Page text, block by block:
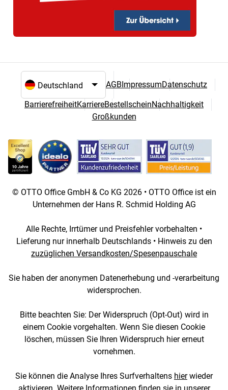
Sprach- und Landesauswahl
AGBImpressumDatenschutz
BarrierefreiheitKarriereBestellscheinNachhaltigkeit
Großkunden
© OTTO Office GmbH & Co KG 2026 • OTTO Office ist ein
Unternehmen der Hans R. Schmid Holding AG
Alle Rechte, Irrtümer und Preisfehler vorbehalten •
Lieferung nur innerhalb Deutschlands • Hinweis zu den
zuzüglichen Versandkosten/Spesenpauschale
Sie haben der anonymen Datenerhebung und -verarbeitung
widersprochen.
Bitte beachten Sie: Der Widerspruch (Opt-Out) wird in
einem Cookie vorgehalten. Wenn Sie diesen Cookie
löschen, müssen Sie Ihren Widerspruch hier erneut
vornehmen.
Sie können die Analyse Ihres Surfverhaltens hierwieder